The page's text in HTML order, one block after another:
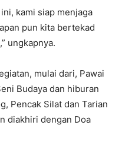
kami siap menjaga
pun kita bertekad
ungkapnya.
mulai dari, Pawai
Budaya dan hiburan
Pencak Silat dan Tarian
diakhiri dengan Doa